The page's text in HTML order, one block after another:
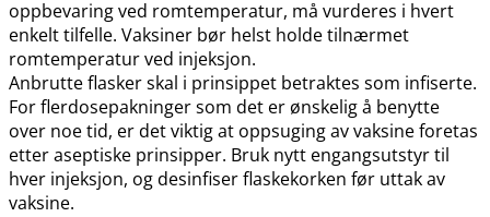
oppbevaring ved romtemperatur, må vurderes i hvert
enkelt tilfelle. Vaksiner bør helst holde tilnærmet
romtemperatur ved injeksjon.
Anbrutte flasker skal i prinsippet betraktes som infiserte.
For flerdosepakninger som det er ønskelig å benytte
over noe tid, er det viktig at oppsuging av vaksine foretas
etter aseptiske prinsipper. Bruk nytt engangsutstyr til
hver injeksjon, og desinfiser flaskekorken før uttak av
vaksine.